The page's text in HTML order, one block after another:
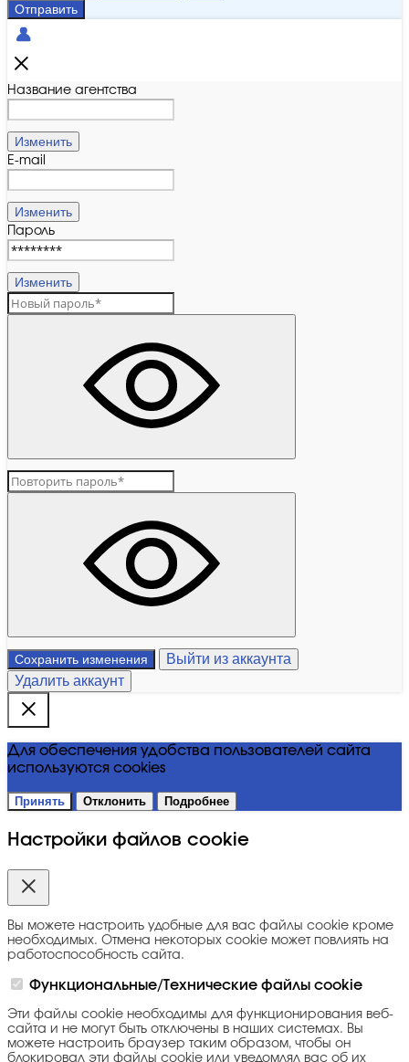
Отправить
Название агентства
Изменить
E-mail
Изменить
Пароль
Изменить
Сохранить изменения
Выйти из аккаунта
Удалить аккаунт
Для обеспечения удобства пользователей сайта
используются cookies
Принять Отклонить Подробнее
Настройки файлов cookie
Вы можете настроить удобные для вас файлы cookie кроме
необходимых. Отмена некоторых cookie может повлиять на
работоспособность сайта.
Функциональные/Технические файлы cookie
Эти файлы cookie необходимы для функционирования веб-
сайта и не могут быть отключены в наших системах. Вы
можете настроить браузер таким образом, чтобы он
блокировал эти файлы cookie или уведомлял вас об их